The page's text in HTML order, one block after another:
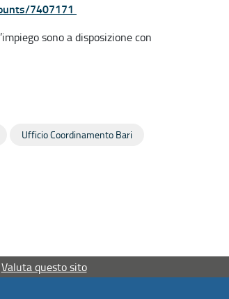
7407171
sono a disposizione con
Ufficio Coordinamento Bari
Valuta questo sito